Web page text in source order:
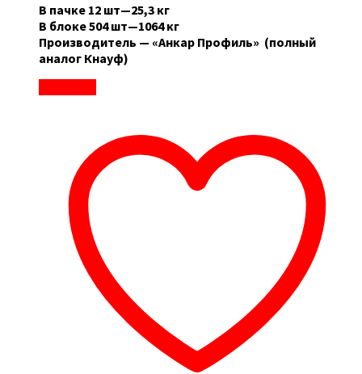
В пачке 12 шт—25,3 кг
В блоке 504 шт—1064 кг
Производитель — «Анкар Профиль» (полный
аналог Кнауф)